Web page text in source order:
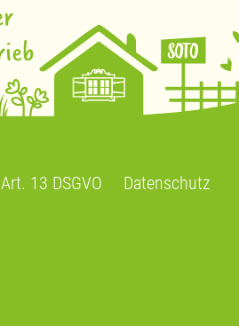
Art. 13 DSGVO Datenschutz